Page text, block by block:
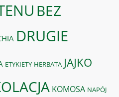
BEZ
DRUGIE
ETYKIETY HERBATA JAJKO
KOMOSA NAPÓJ